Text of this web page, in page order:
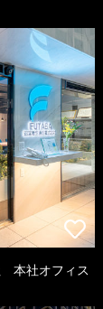
本社オフィス